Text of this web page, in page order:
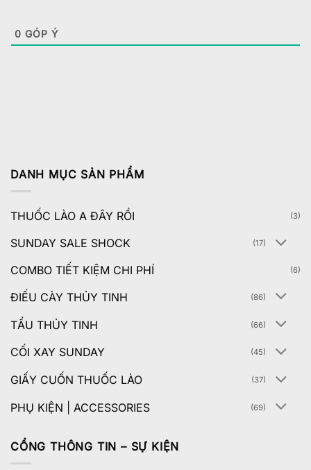
DANH MỤC SẢN PHẨM
THUỐC LÀO A ĐÂY RỒI (3)
SUNDAY SALE SHOCK (17)
COMBO TIẾT KIỆM CHI PHÍ (6)
ĐIẾU CÀY THỦY TINH (86)
TẨU THỦY TINH (66)
CỐI XAY SUNDAY (45)
GIẤY CUỐN THUỐC LÀO (37)
PHỤ KIỆN | ACCESSORIES (69)
CỔNG THÔNG TIN – SỰ KIỆN
0 GÓP Ý